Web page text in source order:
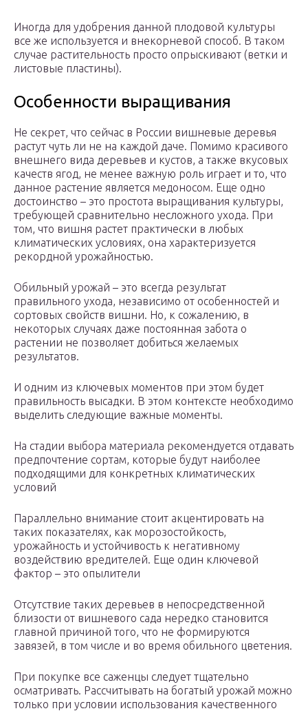
Иногда для удобрения данной плодовой культуры
все же используется и внекорневой способ. В таком
случае растительность просто опрыскивают (ветки и
листовые пластины).
Особенности выращивания
Не секрет, что сейчас в России вишневые деревья
растут чуть ли не на каждой даче. Помимо красивого
внешнего вида деревьев и кустов, а также вкусовых
качеств ягод, не менее важную роль играет и то, что
данное растение является медоносом. Еще одно
достоинство – это простота выращивания культуры,
требующей сравнительно несложного ухода. При
том, что вишня растет практически в любых
климатических условиях, она характеризуется
рекордной урожайностью.
Обильный урожай – это всегда результат
правильного ухода, независимо от особенностей и
сортовых свойств вишни. Но, к сожалению, в
некоторых случаях даже постоянная забота о
растении не позволяет добиться желаемых
результатов.
И одним из ключевых моментов при этом будет
правильность высадки. В этом контексте необходимо
выделить следующие важные моменты.
На стадии выбора материала рекомендуется отдавать
предпочтение сортам, которые будут наиболее
подходящими для конкретных климатических
условий
Параллельно внимание стоит акцентировать на
таких показателях, как морозостойкость,
урожайность и устойчивость к негативному
воздействию вредителей. Еще один ключевой
фактор – это опылители
Отсутствие таких деревьев в непосредственной
близости от вишневого сада нередко становится
главной причиной того, что не формируются
завязей, в том числе и во время обильного цветения.
При покупке все саженцы следует тщательно
осматривать. Рассчитывать на богатый урожай можно
только при условии использования качественного